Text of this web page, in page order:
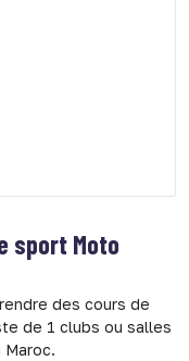
sport Moto
des cours de
de 1 clubs ou salles